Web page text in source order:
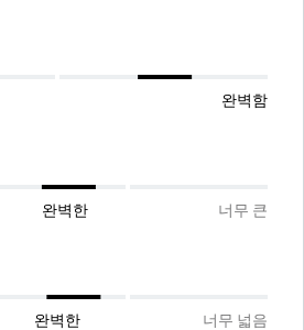
완벽함
완벽한 너무 큰
완벽한 너무 넓음